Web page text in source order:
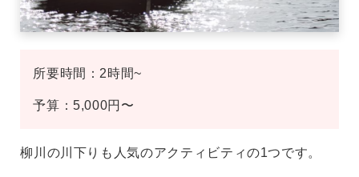
所要時間：2時間~
予算：5,000円〜
柳川の川下りも人気のアクティビティの1つです。